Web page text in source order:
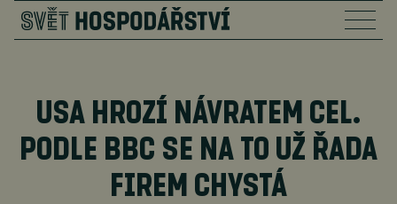
USA HROZÍ NÁVRATEM CEL.
PODLE BBC SE NA TO UŽ ŘADA
FIREM CHYSTÁ